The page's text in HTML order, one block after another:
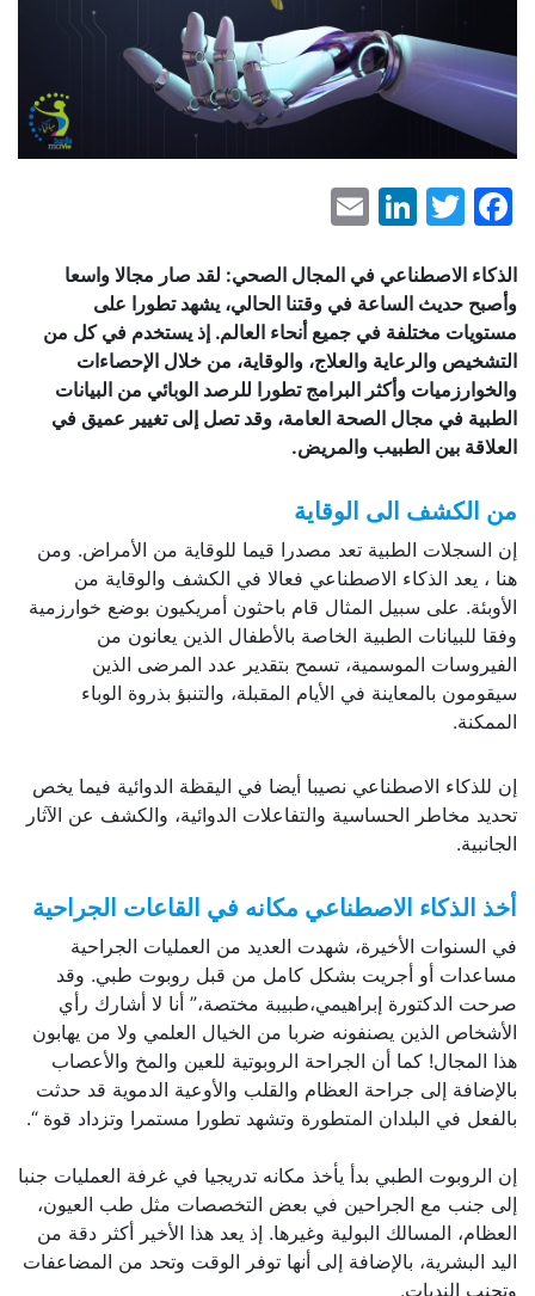
Facebook
Twitter
LinkedIn
الذكاء الاصطناعي في المجال الصحي: لقد صار مجالا واسعا
وأصبح حديث الساعة في وقتنا الحالي، يشهد تطورا على
مستويات مختلفة في جميع أنحاء العالم. إذ يستخدم في كل من
التشخيص والرعاية والعلاج، والوقاية، من خلال الإحصاءات
والخوارزميات وأكثر البرامج تطورا للرصد الوبائي من البيانات
الطبية في مجال الصحة العامة، وقد تصل إلى تغيير عميق في
العلاقة بين الطبيب والمريض.
من الكشف الى الوقاية
إن السجلات الطبية تعد مصدرا قيما للوقاية من الأمراض. ومن
هنا ، يعد الذكاء الاصطناعي فعالا في الكشف والوقاية من
الأوبئة. على سبيل المثال قام باحثون أمريكيون بوضع خوارزمية
وفقا للبيانات الطبية الخاصة بالأطفال الذين يعانون من
الفيروسات الموسمية، تسمح بتقدير عدد المرضى الذين
سيقومون بالمعاينة في الأيام المقبلة، والتنبؤ بذروة الوباء
الممكنة.
إن للذكاء الاصطناعي نصيبا أيضا في اليقظة الدوائية فيما يخص
تحديد مخاطر الحساسية والتفاعلات الدوائية، والكشف عن الآثار
الجانبية.
أخذ الذكاء الاصطناعي مكانه في القاعات الجراحية
في السنوات الأخيرة، شهدت العديد من العمليات الجراحية
مساعدات أو أجريت بشكل كامل من قبل روبوت طبي. وقد
صرحت الدكتورة إبراهيمي،طبيبة مختصة،” أنا لا أشارك رأي
الأشخاص الذين يصنفونه ضربا من الخيال العلمي ولا من يهابون
هذا المجال! كما أن الجراحة الروبوتية للعين والمخ والأعصاب
بالإضافة إلى جراحة العظام والقلب والأوعية الدموية قد حدثت
بالفعل في البلدان المتطورة وتشهد تطورا مستمرا وتزداد قوة “.
إن الروبوت الطبي بدأ يأخذ مكانه تدريجيا في غرفة العمليات جنبا
إلى جنب مع الجراحين في بعض التخصصات مثل طب العيون،
العظام، المسالك البولية وغيرها. إذ يعد هذا الأخير أكثر دقة من
اليد البشرية، بالإضافة إلى أنها توفر الوقت وتحد من المضاعفات
وتجنب الندبات.